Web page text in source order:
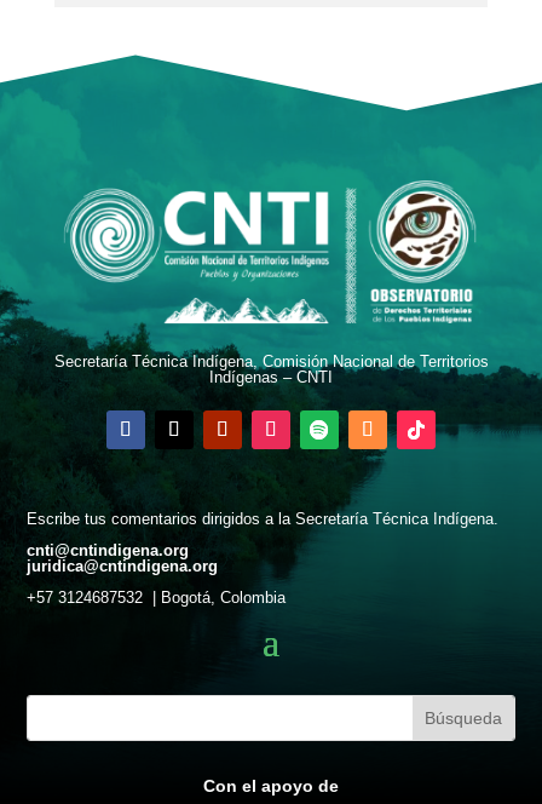
Secretaría Técnica Indígena, Comisión Nacional de Territorios
Indígenas – CNTI
Escribe tus comentarios dirigidos a la Secretaría Técnica Indígena.
cnti@cntindigena.org
juridica@cntindigena.org
+57 3124687532 | Bogotá, Colombia
Con el apoyo de